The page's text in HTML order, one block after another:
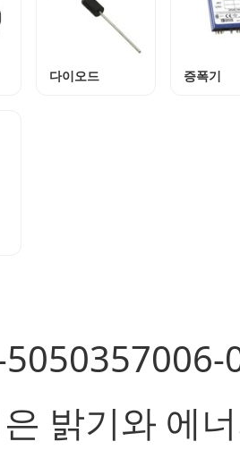
다이오드 증폭기
밝기와 에